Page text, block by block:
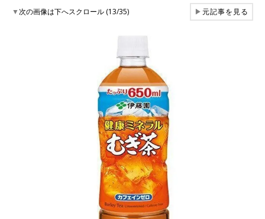
▼次の画像は下へスクロール (13/35) ▶元記事を見る